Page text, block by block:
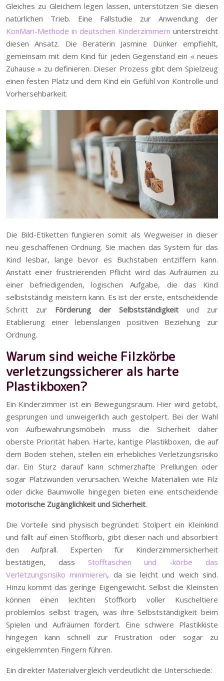
Gleiches zu Gleichem legen lassen, unterstützen Sie diesen
natürlichen Trieb. Eine Fallstudie zur Anwendung der
KonMari-Methode in deutschen Kinderzimmern unterstreicht
diesen Ansatz. Die Beraterin Jasmine Dünker empfiehlt,
gemeinsam mit dem Kind für jeden Gegenstand ein « neues
Zuhause » zu definieren. Dieser Prozess gibt dem Spielzeug
einen festen Platz und dem Kind ein Gefühl von Kontrolle und
Vorhersehbarkeit.
Die Bild-Etiketten fungieren somit als Wegweiser in dieser
neu geschaffenen Ordnung. Sie machen das System für das
Kind lesbar, lange bevor es Buchstaben entziffern kann.
Anstatt einer frustrierenden Pflicht wird das Aufräumen zu
einer befriedigenden, logischen Aufgabe, die das Kind
selbstständig meistern kann. Es ist der erste, entscheidende
Schritt zur Förderung der Selbstständigkeit und zur
Etablierung einer lebenslangen positiven Beziehung zur
Ordnung.
Warum sind weiche Filzkörbe
verletzungssicherer als harte
Plastikboxen?
Ein Kinderzimmer ist ein Bewegungsraum. Hier wird getobt,
gesprungen und unweigerlich auch gestolpert. Bei der Wahl
von Aufbewahrungsmöbeln muss die Sicherheit daher
oberste Priorität haben. Harte, kantige Plastikboxen, die auf
dem Boden stehen, stellen ein erhebliches Verletzungsrisiko
dar. Ein Sturz darauf kann schmerzhafte Prellungen oder
sogar Platzwunden verursachen. Weiche Materialien wie Filz
oder dicke Baumwolle hingegen bieten eine entscheidende
motorische Zugänglichkeit und Sicherheit.
Die Vorteile sind physisch begründet: Stolpert ein Kleinkind
und fällt auf einen Stoffkorb, gibt dieser nach und absorbiert
den Aufprall. Experten für Kinderzimmersicherheit
bestätigen, dass Stofftaschen und -körbe das
Verletzungsrisiko minimieren, da sie leicht und weich sind.
Hinzu kommt das geringe Eigengewicht. Selbst die Kleinsten
können einen leichten Stoffkorb voller Kuscheltiere
problemlos selbst tragen, was ihre Selbstständigkeit beim
Spielen und Aufräumen fördert. Eine schwere Plastikkiste
hingegen kann schnell zur Frustration oder sogar zu
eingeklemmten Fingern führen.
Ein direkter Materialvergleich verdeutlicht die Unterschiede: